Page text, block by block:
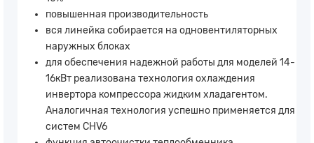
повышенная производительность
вся линейка собирается на одновентиляторных
наружных блоках
для обеспечения надежной работы для моделей 14-
16кВт реализована технология охлаждения
инвертора компрессора жидким хладагентом.
Аналогичная технология успешно применяется для
систем CHV6